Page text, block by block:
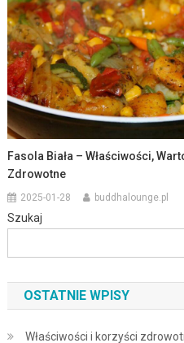
Fasola Biała – Właściwości,
Zdrowotne
2025-01-28 buddhalounge.pl
Szukaj
OSTATNIE WPISY
Właściwości i korzyści